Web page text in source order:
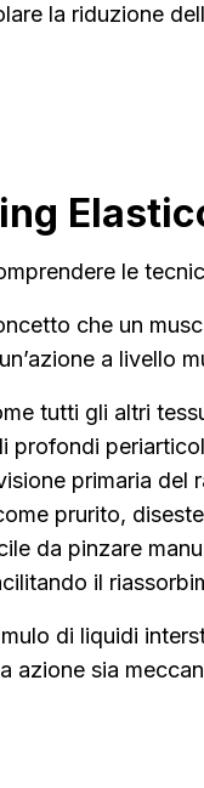
la riduzione
le
che un
a livello
tutti gli altri
primaria del
prurito,
da pinzare
il
di liquidi
sia